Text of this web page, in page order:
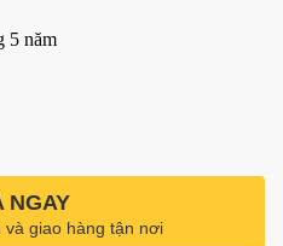
5 năm
NGAY
và giao hàng tận nơi